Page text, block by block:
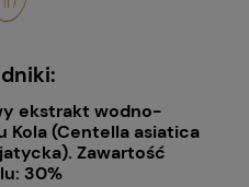
ekstrakt wodno-
Kola (Centella asiatica
Zawartość
30%